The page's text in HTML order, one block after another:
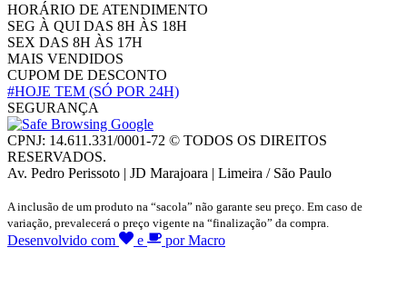
HORÁRIO DE ATENDIMENTO
SEG À QUI DAS 8H ÀS 18H
SEX DAS 8H ÀS 17H
MAIS VENDIDOS
CUPOM DE DESCONTO
#HOJE TEM (SÓ POR 24H)
SEGURANÇA
CPNJ: 14.611.331/0001-72 © TODOS OS DIREITOS
RESERVADOS.
Av. Pedro Perissoto | JD Marajoara | Limeira / São Paulo
A inclusão de um produto na “sacola” não garante seu preço. Em caso de
variação, prevalecerá o preço vigente na “finalização” da compra.
Desenvolvido com e por Macro